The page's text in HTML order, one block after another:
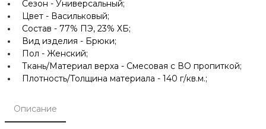
Сезон - Универсальный;
Цвет - Васильковый;
Состав - 77% ПЭ, 23% ХБ;
Вид изделия - Брюки;
Пол - Женский;
Ткань/Материал верха - Смесовая с ВО пропиткой;
Плотность/Толщина материала - 140 г/кв.м.;
Описание